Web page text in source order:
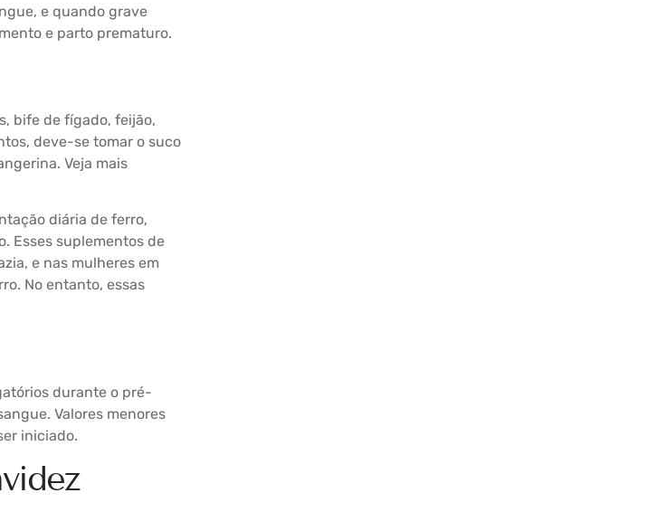
e quando grave
e parto prematuro.
bife de fígado, feijão,
deve-se tomar o suco
Veja mais
diária de ferro,
Esses suplementos de
e nas mulheres em
No entanto, essas
durante o pré-
Valores menores
iniciado.